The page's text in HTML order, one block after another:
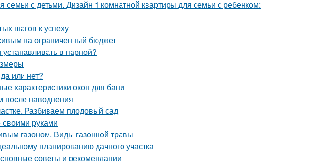
семьи с детьми. Дизайн 1 комнатной квартиры для семьи с ребенком:
шагов к успеху
на ограниченный бюджет
в парной?
или нет?
характеристики окон для бани
после наводнения
Разбиваем плодовый сад
своими руками
газоном. Виды газонной травы
планированию дачного участка
советы и рекомендации